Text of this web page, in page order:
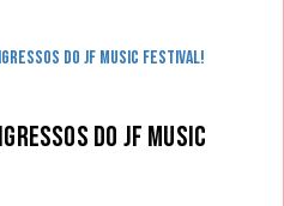
do JF Music